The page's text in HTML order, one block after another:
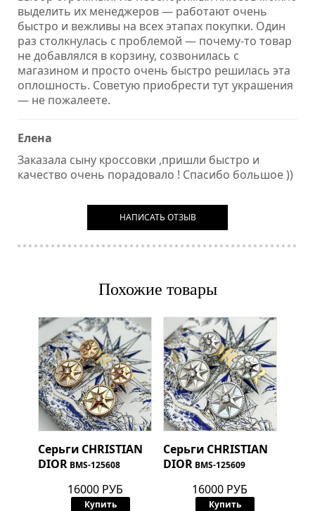
выделить их менеджеров — работают очень
быстро и вежливы на всех этапах покупки. Один
раз столкнулась с проблемой — почему-то товар
не добавлялся в корзину, созвонилась с
магазином и просто очень быстро решилась эта
оплошность. Советую приобрести тут украшения
— не пожалеете.
Елена
Заказала сыну кроссовки ,пришли быстро и
качество очень порадовало ! Спасибо большое ))
НАПИСАТЬ ОТЗЫВ
Похожие товары
Серьги CHRISTIAN
DIOR BMS-125608
16000 РУБ
Купить
Серьги CHRISTIAN
DIOR BMS-125609
16000 РУБ
Купить